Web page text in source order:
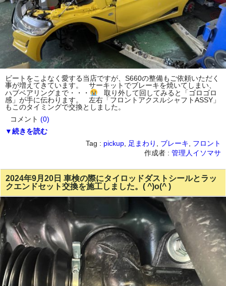
ビートをこよなく愛する当店ですが、S660の整備もご依頼いただく
事が増えてきています。 サーキットでブレーキを焼いてしまい、
ハブベアリングまで・・・
取り外して回してみると「ゴロゴロ
感」が手に伝わります。 左右「フロントアクスルシャフトASSY」
もこのタイミングで交換としました。
コメント (0)
▼続きを読む
Tag : pickup 足まわり ブレーキ
フロント
作成者 : 管理人イソマサ
2024年9月20日 車検の際にタイロッドダストシールとラッ
クエンドセット交換を施工しました。( ^)o(^ )